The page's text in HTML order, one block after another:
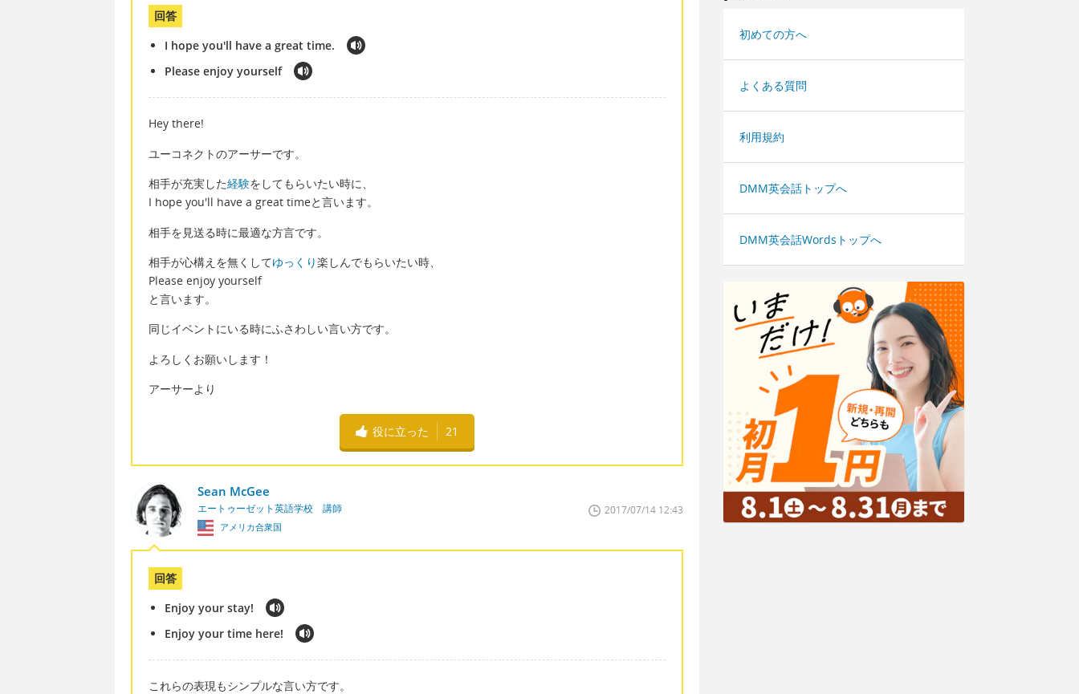
回答
I hope you'll have a great time.
Please enjoy yourself
Hey there!
ユーコネクトのアーサーです。
相手が充実した経験をしてもらいたい時に、
I hope you'll have a great timeと言います。
相手を見送る時に最適な方言です。
相手が心構えを無くしてゆっくり楽しんでもらいたい時、
Please enjoy yourself
と言います。
同じイベントにいる時にふさわしい言い方です。
よろしくお願いします！
アーサーより
役に立った 21
Sean McGee
エートゥーゼット英語学校 講師
アメリカ合衆国
2017/07/14 12:43
回答
Enjoy your stay!
Enjoy your time here!
これらの表現もシンプルな言い方です。
初めての方へ
よくある質問
利用規約
DMM英会話トップへ
DMM英会話Wordsトップへ